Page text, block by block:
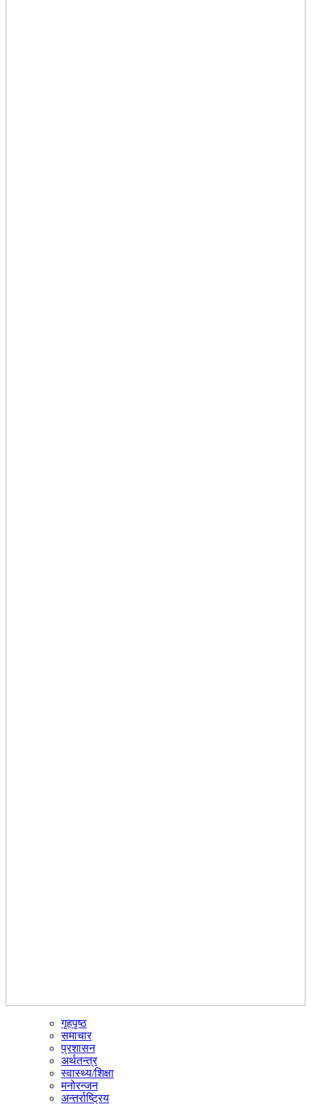
गृहपृष्ठ
समाचार
प्रशासन
अर्थतन्त्र
स्वास्थ्य/शिक्षा
मनोरन्जन
अन्तर्राष्ट्रिय